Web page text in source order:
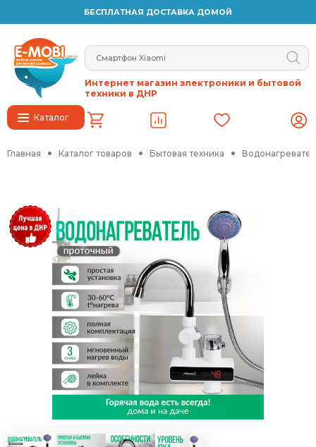
БЕСПЛАТНАЯ ДОСТАВКА ДОМОЙ
Каталог
Интернет магазин электроники и бытовой
техники в ДНР
Главная Каталог товаров Бытовая техника